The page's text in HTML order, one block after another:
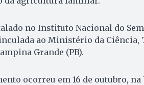
no Instituto Nacional do
ao Ministério da Ciência,
Grande (PB).
ocorreu em 16 de outubro,